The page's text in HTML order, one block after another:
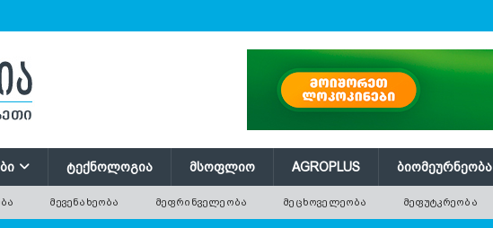
ᲢᲔᲥᲜᲝᲚᲝᲒᲘᲐ ᲛᲡᲝᲤᲚᲘᲝ AGROPLUS ᲑᲘᲝᲛᲔᲣᲠᲜᲔᲝᲑᲐ
ᲛᲔᲕᲔᲜᲐᲮᲔᲝᲑᲐ ᲛᲔᲤᲠᲘᲜᲕᲔᲚᲔᲝᲑᲐ ᲛᲔᲪᲮᲝᲕᲔᲚᲔᲝᲑᲐ ᲛᲔᲤᲣᲢᲙᲠᲔᲝᲑᲐ